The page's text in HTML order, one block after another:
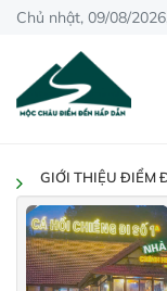
Chủ nhật, 09/08/
GIỚI THIỆU ĐIỂM